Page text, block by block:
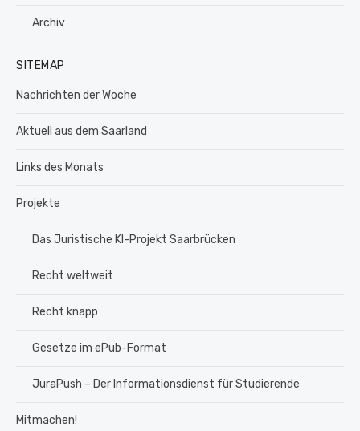
Archiv
SITEMAP
Nachrichten der Woche
Aktuell aus dem Saarland
Links des Monats
Projekte
Das Juristische KI-Projekt Saarbrücken
Recht weltweit
Recht knapp
Gesetze im ePub-Format
JuraPush – Der Informationsdienst für Studierende
Mitmachen!